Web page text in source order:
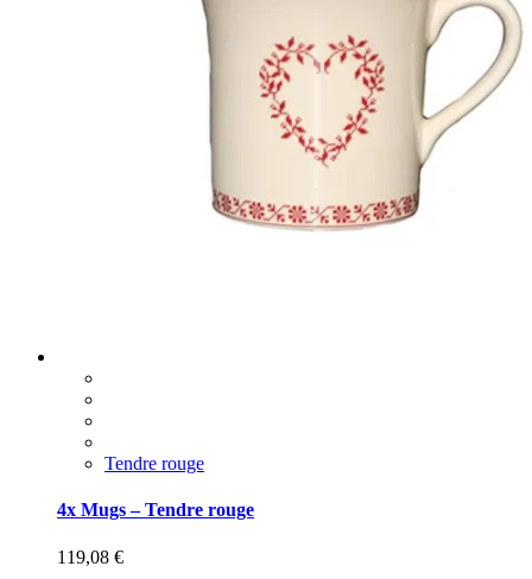
Tendre rouge
4x Mugs – Tendre rouge
119,08 €